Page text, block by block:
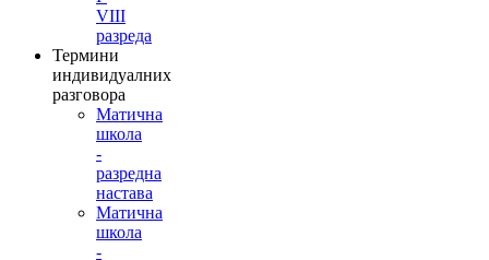
VIII
разреда
Термини
индивидуалних
разговора
Матична
школа
-
разредна
настава
Матична
школа
-